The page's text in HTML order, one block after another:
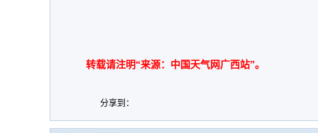
转载请注明“来源：中国天气网广西站”。
分享到：